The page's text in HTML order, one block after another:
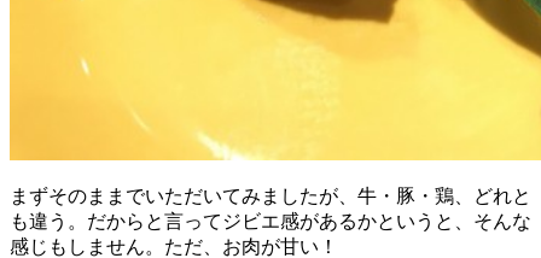
まずそのままでいただいてみましたが、牛・豚・鶏、どれと
も違う。だからと言ってジビエ感があるかというと、そんな
感じもしません。ただ、お肉が甘い！